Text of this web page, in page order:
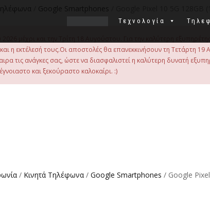
Τεχνολογία
Google Smartphones
η εκτέλεσή τους.Οι αποστολές θα επανεκκινήσουν τη
τις ανάγκες σας, ώστε να διασφαλιστεί η καλύτερη δυνατή
και ξεκούραστο καλοκαίρι. :)
/ Κινητά Τηλέφωνα / Google Smartphones / Google